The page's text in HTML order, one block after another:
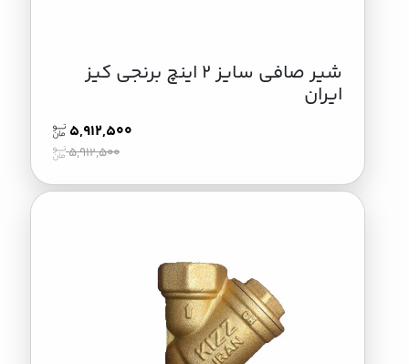
شیر صافی سایز 2 اینچ برنجی کیز
ایران
5,912,500
5,912,500